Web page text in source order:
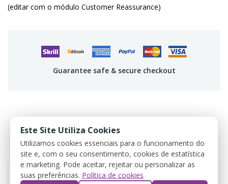
(editar com o módulo Customer Reassurance)
Guarantee safe & secure checkout
DETTAGLI DEL PRODOTTO
REVIEWS
Este Site Utiliza Cookies
Utilizamos cookies essenciais para o funcionamento do
site e, com o seu consentimento, cookies de estatística
e marketing. Pode aceitar, rejeitar ou personalizar as
suas preferências. Política de cookies